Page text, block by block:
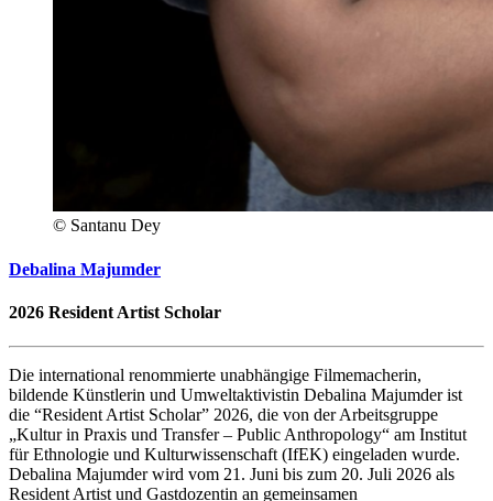
© Santanu Dey
Debalina Majumder
2026 Resident Artist Scholar
Die international renommierte unabhängige Filmemacherin,
bildende Künstlerin und Umweltaktivistin Debalina Majumder ist
die “Resident Artist Scholar” 2026, die von der Arbeitsgruppe
„Kultur in Praxis und Transfer – Public Anthropology“ am Institut
für Ethnologie und Kulturwissenschaft (IfEK) eingeladen wurde.
Debalina Majumder wird vom 21. Juni bis zum 20. Juli 2026 als
Resident Artist und Gastdozentin an gemeinsamen